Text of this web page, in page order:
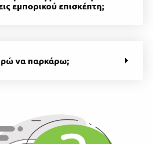
εμπορικού επισκέπτη;
να παρκάρω;